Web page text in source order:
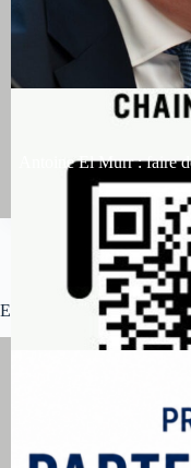
Antoine El Murr : faire
Tous les
Evénements des partenaires